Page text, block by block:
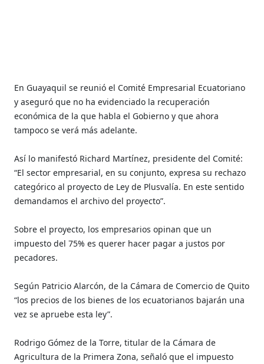
En Guayaquil se reunió el Comité Empresarial Ecuatoriano
y aseguró que no ha evidenciado la recuperación
económica de la que habla el Gobierno y que ahora
tampoco se verá más adelante.
Así lo manifestó Richard Martínez, presidente del Comité:
“El sector empresarial, en su conjunto, expresa su rechazo
categórico al proyecto de Ley de Plusvalía. En este sentido
demandamos el archivo del proyecto”.
Sobre el proyecto, los empresarios opinan que un
impuesto del 75% es querer hacer pagar a justos por
pecadores.
Según Patricio Alarcón, de la Cámara de Comercio de Quito
“los precios de los bienes de los ecuatorianos bajarán una
vez se apruebe esta ley”.
Rodrigo Gómez de la Torre, titular de la Cámara de
Agricultura de la Primera Zona, señaló que el impuesto